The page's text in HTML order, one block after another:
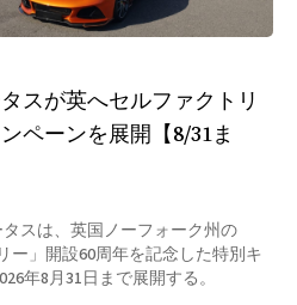
スが英へセルファクトリ
ペーンを展開【8/31ま
スは、英国ノーフォーク州の
ー」開設60周年を記念した特別キ
年8月31日まで展開する。